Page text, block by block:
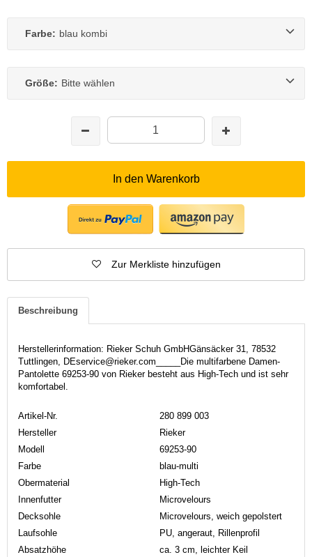
Farbe: blau kombi
Größe: Bitte wählen
In den Warenkorb
Zur Merkliste hinzufügen
Beschreibung
Herstellerinformation: Rieker Schuh GmbHGänsäcker 31, 78532
Tuttlingen, DEservice@rieker.com_____Die multifarbene Damen-
Pantolette 69253-90 von Rieker besteht aus High-Tech und ist sehr
komfortabel.
Artikel-Nr.
280 899 003
Hersteller
Rieker
Modell
69253-90
Farbe
blau-multi
Obermaterial
High-Tech
Innenfutter
Microvelours
Decksohle
Microvelours, weich gepolstert
Laufsohle
PU, angeraut, Rillenprofil
Absatzhöhe
ca. 3 cm, leichter Keil